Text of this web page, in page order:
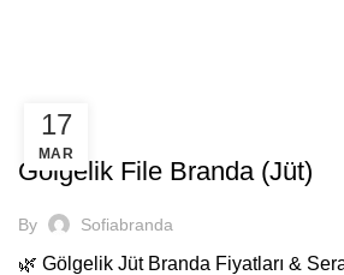
17
MAR
BRANDA
Gölgelik File Branda (Jüt)
By Sofiabranda
🌿 Gölgelik Jüt Branda Fiyatları &